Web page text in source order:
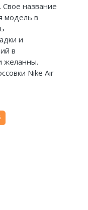
Свое название
модель в
и
в
желанны.
Nike Air